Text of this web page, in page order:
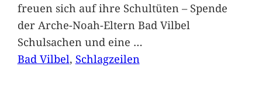
freuen sich auf ihre Schultüten – Spende
der Arche-Noah-Eltern Bad Vilbel
Schulsachen und eine …
Bad Vilbel, Schlagzeilen